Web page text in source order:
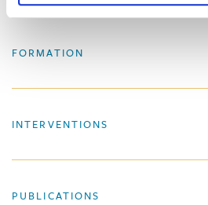
FORMATION
INTERVENTIONS
PUBLICATIONS